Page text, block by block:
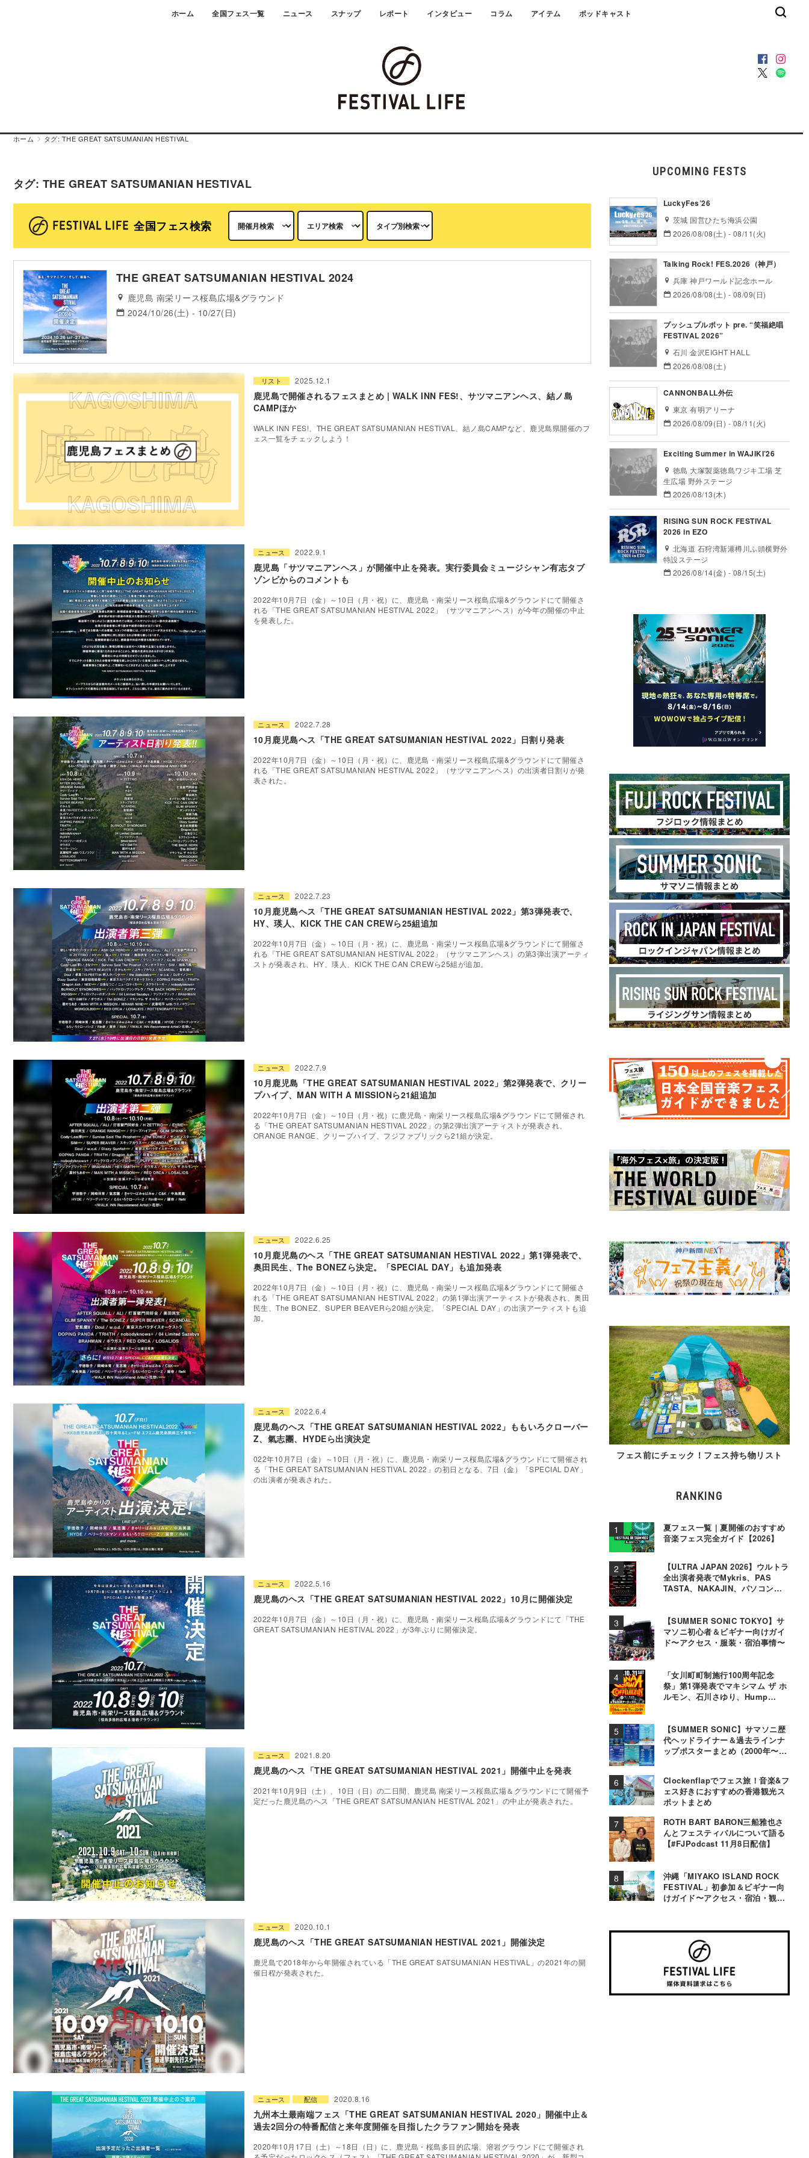
ホーム 全国フェス一覧 ニュース スナップ レポート インタビュー コラム アイテム ポッドキャスト
ホーム タグ: THE GREAT SATSUMANIAN HESTIVAL
タグ: THE GREAT SATSUMANIAN HESTIVAL
全国フェス検索
THE GREAT SATSUMANIAN HESTIVAL 2024
鹿児島 南栄リース桜島広場&グラウンド
2024/10/26(土) - 10/27(日)
リスト 2025.12.1
鹿児島で開催されるフェスまとめ | WALK INN FES!、サツマニアンヘス、結ノ島
CAMPほか
WALK INN FES!、THE GREAT SATSUMANIAN HESTIVAL、結ノ島CAMPなど、鹿児島県開催のフ
ェス一覧をチェックしよう！
ニュース 2022.9.1
鹿児島「サツマニアンヘス」が開催中止を発表。実行委員会ミュージシャン有志タブ
ゾンビからのコメントも
2022年10月7日（金）～10日（月・祝）に、鹿児島・南栄リース桜島広場&グラウンドにて開催さ
れる「THE GREAT SATSUMANIAN HESTIVAL 2022」（サツマニアンヘス）が今年の開催の中止
を発表した。
ニュース 2022.7.28
10月鹿児島ヘス「THE GREAT SATSUMANIAN HESTIVAL 2022」日割り発表
2022年10月7日（金）～10日（月・祝）に、鹿児島・南栄リース桜島広場&グラウンドにて開催さ
れる「THE GREAT SATSUMANIAN HESTIVAL 2022」（サツマニアンヘス）の出演者日割りが発
表された。
ニュース 2022.7.23
10月鹿児島ヘス「THE GREAT SATSUMANIAN HESTIVAL 2022」第3弾発表で、
HY、瑛人、KICK THE CAN CREWら25組追加
2022年10月7日（金）～10日（月・祝）に、鹿児島・南栄リース桜島広場&グラウンドにて開催さ
れる「THE GREAT SATSUMANIAN HESTIVAL 2022」（サツマニアンヘス）の第3弾出演アーティ
ストが発表され、HY、瑛人、KICK THE CAN CREWら25組が追加。
ニュース 2022.7.9
10月鹿児島「THE GREAT SATSUMANIAN HESTIVAL 2022」第2弾発表で、クリー
プハイプ、MAN WITH A MISSIONら21組追加
2022年10月7日（金）～10日（月・祝）に鹿児島・南栄リース桜島広場&グラウンドにて開催され
る「THE GREAT SATSUMANIAN HESTIVAL 2022」の第2弾出演アーティストが発表され、
ORANGE RANGE、クリープハイプ、フジファブリックら21組が決定。
ニュース 2022.6.25
10月鹿児島のヘス「THE GREAT SATSUMANIAN HESTIVAL 2022」第1弾発表で、
奥田民生、The BONEZら決定。「SPECIAL DAY」も追加発表
2022年10月7日（金）～10日（月・祝）に、鹿児島・南栄リース桜島広場&グラウンドにて開催さ
れる「THE GREAT SATSUMANIAN HESTIVAL 2022」の第1弾出演アーティストが発表され、奥田
民生、The BONEZ、SUPER BEAVERら20組が決定。「SPECIAL DAY」の出演アーティストも追
加。
ニュース 2022.6.4
鹿児島のヘス「THE GREAT SATSUMANIAN HESTIVAL 2022」ももいろクローバー
Z、氣志團、HYDEら出演決定
022年10月7日（金）～10日（月・祝）に、鹿児島・南栄リース桜島広場&グラウンドにて開催され
る「THE GREAT SATSUMANIAN HESTIVAL 2022」の初日となる、7日（金）「SPECIAL DAY」
の出演者が発表された。
ニュース 2022.5.16
鹿児島のヘス「THE GREAT SATSUMANIAN HESTIVAL 2022」10月に開催決定
2022年10月7日（金）～10日（月・祝）に、鹿児島・南栄リース桜島広場&グラウンドにて「THE
GREAT SATSUMANIAN HESTIVAL 2022」が3年ぶりに開催決定。
ニュース 2021.8.20
鹿児島のヘス「THE GREAT SATSUMANIAN HESTIVAL 2021」開催中止を発表
2021年10月9日（土）、10日（日）の二日間、鹿児島 南栄リース桜島広場＆グラウンドにて開催予
定だった鹿児島のヘス「THE GREAT SATSUMANIAN HESTIVAL 2021」の中止が発表された。
ニュース 2020.10.1
鹿児島のヘス「THE GREAT SATSUMANIAN HESTIVAL 2021」開催決定
鹿児島で2018年から年開催されている「THE GREAT SATSUMANIAN HESTIVAL」の2021年の開
催日程が発表された。
ニュース 配信 2020.8.16
九州本土最南端フェス「THE GREAT SATSUMANIAN HESTIVAL 2020」開催中止＆
過去2回分の特番配信と来年度開催を目指したクラファン開始を発表
2020年10月17日（土）～18日（日）に、鹿児島・桜島多目的広場、溶岩グラウンドにて開催され
UPCOMING FESTS
LuckyFes’26
茨城 国営ひたち海浜公園
2026/08/08(土) - 08/11(火)
Talking Rock! FES.2026（神戸）
兵庫 神戸ワールド記念ホール
2026/08/08(土) - 08/09(日)
プッシュプルポット pre. “笑福絶唱
FESTIVAL 2026”
石川 金沢EIGHT HALL
2026/08/08(土)
CANNONBALL外伝
東京 有明アリーナ
2026/08/09(日) - 08/11(火)
Exciting Summer in WAJIKI’26
徳島 大塚製薬徳島ワジキ工場 芝
生広場 野外ステージ
2026/08/13(木)
RISING SUN ROCK FESTIVAL
2026 in EZO
北海道 石狩湾新港樽川ふ頭横野外
特設ステージ
2026/08/14(金) - 08/15(土)
フェス前にチェック！フェス持ち物リスト
RANKING
夏フェス一覧｜夏開催のおすすめ
音楽フェス完全ガイド【2026】
【ULTRA JAPAN 2026】ウルトラ
全出演者発表でMykris、PAS
TASTA、NAKAJIN、パソコン音
【SUMMER SONIC TOKYO】サ
マソニ初心者＆ビギナー向けガイ
ド〜アクセス・服装・宿泊事情〜
「女川町町制施行100周年記念
祭」第1弾発表でマキシマム ザ ホ
ルモン、石川さゆり、Hump
【SUMMER SONIC】サマソニ歴
代ヘッドライナー＆過去ラインナ
ップポスターまとめ（2000年〜
Clockenflapでフェス旅！音楽&フ
ェス好きにおすすめの香港観光ス
ポットまとめ
ROTH BART BARON三船雅也さ
んとフェスティバルについて語る
【#FJPodcast 11月8日配信】
沖縄「MIYAKO ISLAND ROCK
FESTIVAL」初参加＆ビギナー向
けガイド〜アクセス・宿泊・観光